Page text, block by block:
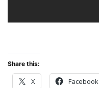
Share this:
X Facebook